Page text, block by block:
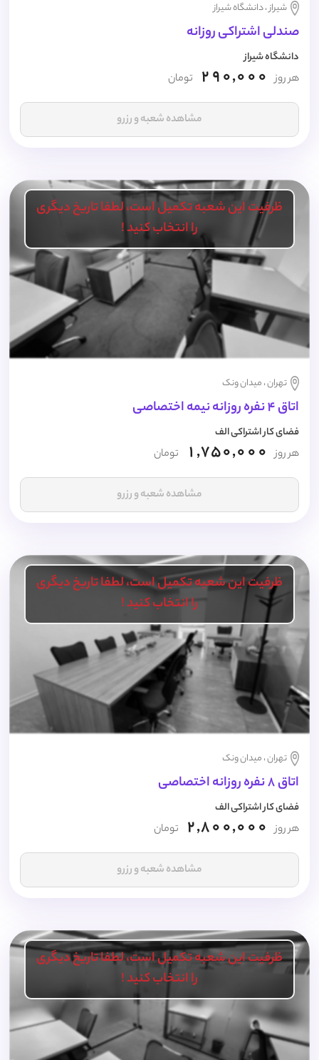
شیراز ، دانشگاه شیراز
صندلی اشتراکی روزانه
دانشگاه شیراز
هر روز 290,000 تومان
مشاهده شعبه و رزرو
ظرفیت این شعبه تکمیل است، لطفا تاریخ دیگری
را انتخاب کنید !
تهران ، میدان ونک
اتاق 4 نفره روزانه نیمه اختصاصی
فضای کار اشتراکی الف
هر روز 1,750,000 تومان
مشاهده شعبه و رزرو
ظرفیت این شعبه تکمیل است، لطفا تاریخ دیگری
را انتخاب کنید !
تهران ، میدان ونک
اتاق 8 نفره روزانه اختصاصی
فضای کار اشتراکی الف
هر روز 2,800,000 تومان
مشاهده شعبه و رزرو
ظرفیت این شعبه تکمیل است، لطفا تاریخ دیگری
را انتخاب کنید !